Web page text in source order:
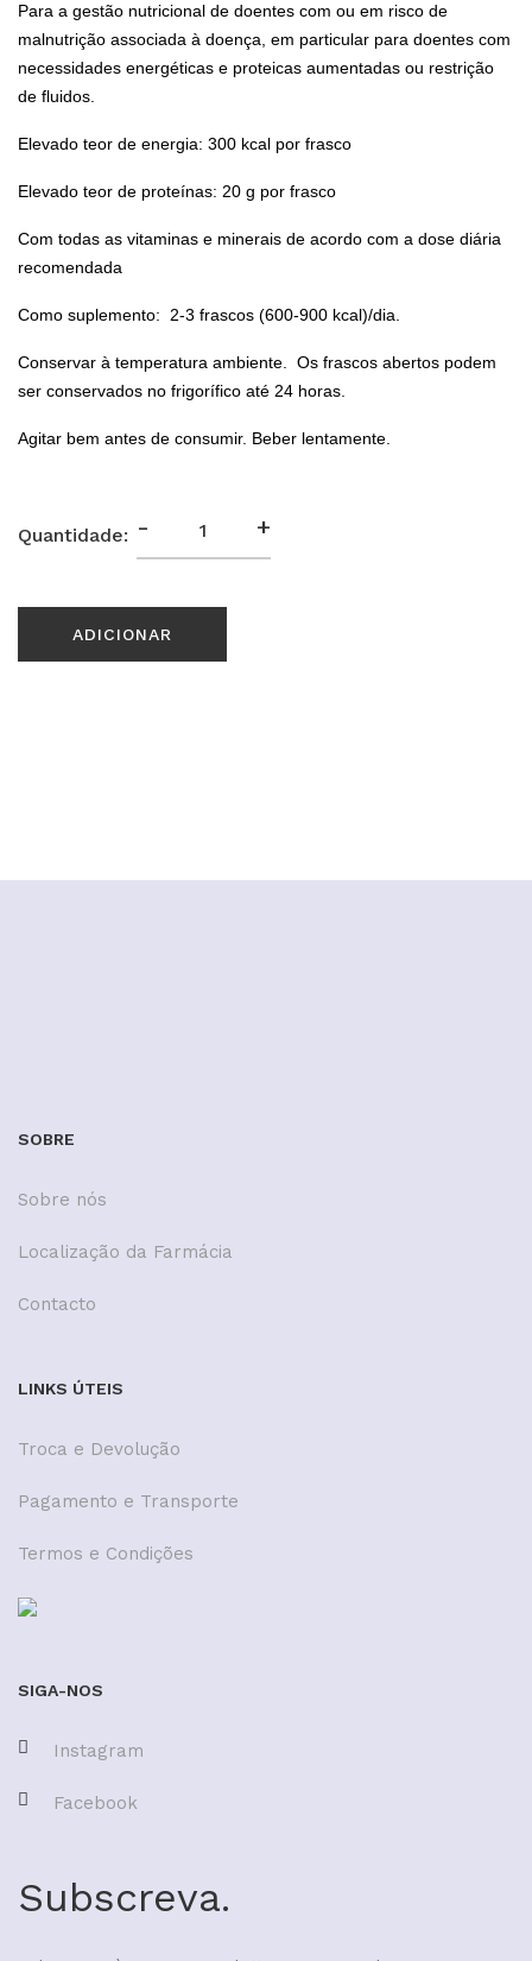
Para a gestão nutricional de doentes com ou em risco de
malnutrição associada à doença, em particular para doentes com
necessidades energéticas e proteicas aumentadas ou restrição
de fluidos.
Elevado teor de energia: 300 kcal por frasco
Elevado teor de proteínas: 20 g por frasco
Com todas as vitaminas e minerais de acordo com a dose diária
recomendada
Como suplemento: 2-3 frascos (600-900 kcal)/dia.
Conservar à temperatura ambiente. Os frascos abertos podem
ser conservados no frigorífico até 24 horas.
Agitar bem antes de consumir. Beber lentamente.
Quantidade: - +
ADICIONAR
SOBRE
Sobre nós
Localização da Farmácia
Contacto
LINKS ÚTEIS
Troca e Devolução
Pagamento e Transporte
Termos e Condições
SIGA-NOS
Instagram
Facebook
Subscreva.